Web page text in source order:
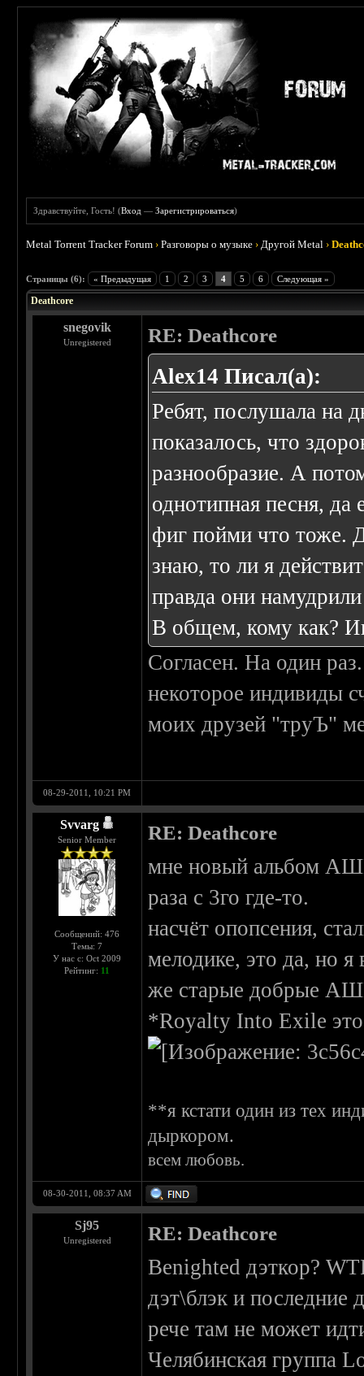
Здравствуйте, Гость! (Вход —Зарегистрироваться)
Metal Torrent Tracker Forum ›Разговоры о музыке ›Другой Metal ›
Страницы (6): « Предыдущая 1 2 3 4 5 6 Следующая »
Deathcore
snegovik
Unregistered RE: Deathcore
Alex14 Писал(а):
Ребят, послушала на
показалось, что
разнообразие. А
однотипная песня,
фиг пойми что тоже.
знаю, то ли я
правда они
В общем, кому как?
Согласен. На один
некоторое индивиды
моих друзей "труЪ"
08-29-2011, 10:21 PM
Svvarg
Senior Member
Сообщений: 476
Темы: 7
У нас с: Oct 2009
Рейтинг: 11
RE: Deathcore
мне новый альбом
раза с 3го где-то.
насчёт опопсения,
мелодике, это да, но я
же старые добрые
*Royalty Into Exile
**я кстати один из тех
дыркором.
всем любовь.
08-30-2011, 08:37 AM
Sj95
Unregistered RE: Deathcore
Benighted дэткор?
дэт\блэк и последние
рече там не может
Челябинская группа